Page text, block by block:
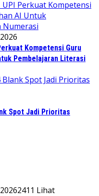
Kompetensi Guru
Pembelajaran Literasi
Spot Jadi Prioritas
2411 Lihat